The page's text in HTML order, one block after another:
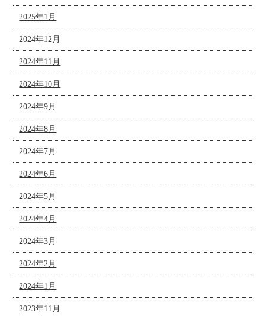
2025年1月
2024年12月
2024年11月
2024年10月
2024年9月
2024年8月
2024年7月
2024年6月
2024年5月
2024年4月
2024年3月
2024年2月
2024年1月
2023年11月